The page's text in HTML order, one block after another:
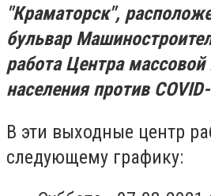
"Краматорск",
бульвар
работа Центра
населения против
В эти выходные центр
следующему графику: